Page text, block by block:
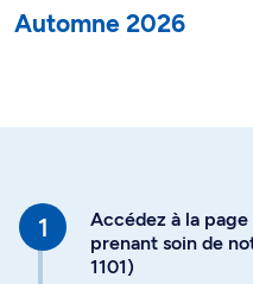
Automne 2026
Accédez à la
prenant soin de
1101)